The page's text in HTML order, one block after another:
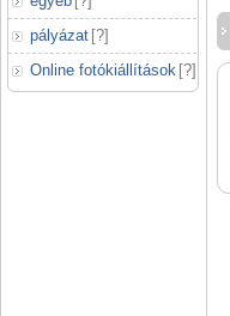
pályázat [?]
Online fotókiállítások [?]